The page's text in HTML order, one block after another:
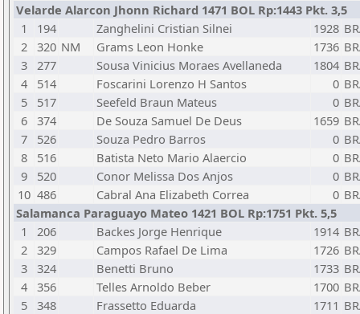
Velarde Alarcon Jhonn Richard 1471 BOL Rp:1443 Pkt. 3,5
1
194 Zanghelini Cristian Silnei 1928
2 320 NM Grams Leon Honke 1736
3 277 Sousa Vinicius Moraes Avellaneda 1804
4
514 Foscarini Lorenzo H Santos 0
5
517 Seefeld Braun Mateus 0
6 374 De Souza Samuel De Deus 1659
7
526 Souza Pedro Barros 0
8
516 Batista Neto Mario Alaercio 0
9
520 Conor Melissa Dos Anjos 0
10 486 Cabral Ana Elizabeth Correa 0
Salamanca Paraguayo Mateo 1421 BOL Rp:1751 Pkt. 5,5
1
206 Backes Jorge Henrique 1914
2 329 Campos Rafael De Lima 1726
3 324 Benetti Bruno 1733
4 356 Telles Arnoldo Beber 1700
5 348 Frassetto Eduarda 1711